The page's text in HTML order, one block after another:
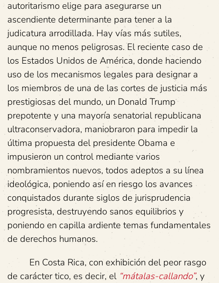
autoritarismo elige para asegurarse un
ascendiente determinante para tener a la
judicatura arrodillada. Hay vías más sutiles,
aunque no menos peligrosas. El reciente caso de
los Estados Unidos de América, donde haciendo
uso de los mecanismos legales para designar a
los miembros de una de las cortes de justicia más
prestigiosas del mundo, un Donald Trump
prepotente y una mayoría senatorial republicana
ultraconservadora, maniobraron para impedir la
última propuesta del presidente Obama e
impusieron un control mediante varios
nombramientos nuevos, todos adeptos a su línea
ideológica, poniendo así en riesgo los avances
conquistados durante siglos de jurisprudencia
progresista, destruyendo sanos equilibrios y
poniendo en capilla ardiente temas fundamentales
de derechos humanos.
En Costa Rica, con exhibición del peor rasgo
de carácter tico, es decir, el “mátalas-callando”, y